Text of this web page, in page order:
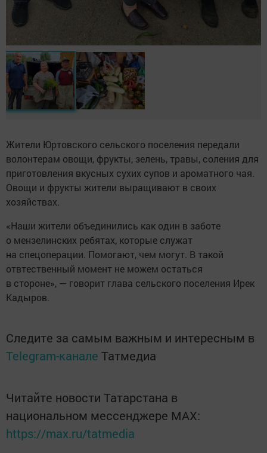
Жители Юртовского сельского поселения передали
волонтерам овощи, фрукты, зелень, травы, соления для
приготовления вкусных сухих супов и ароматного чая.
Овощи и фрукты жители выращивают в своих
хозяйствах.
«Наши жители объединились как один в заботе
о мензелинских ребятах, которые служат
на спецоперации. Помогают, чем могут. В такой
отвтественный момент не можем остаться
в стороне», — говорит глава сельского поселения Ирек
Кадыров.
Следите за самым важным и интересным в
Telegram-канале Татмедиа
Читайте новости Татарстана в
национальном мессенджере MАХ:
https://max.ru/tatmedia